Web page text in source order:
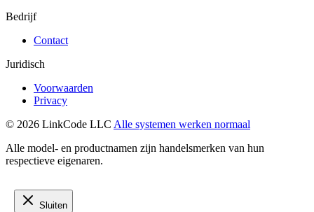
Bedrijf
Contact
Juridisch
Voorwaarden
Privacy
© 2026 LinkCode LLC Alle systemen werken normaal
Alle model- en productnamen zijn handelsmerken van hun
respectieve eigenaren.
Sluiten